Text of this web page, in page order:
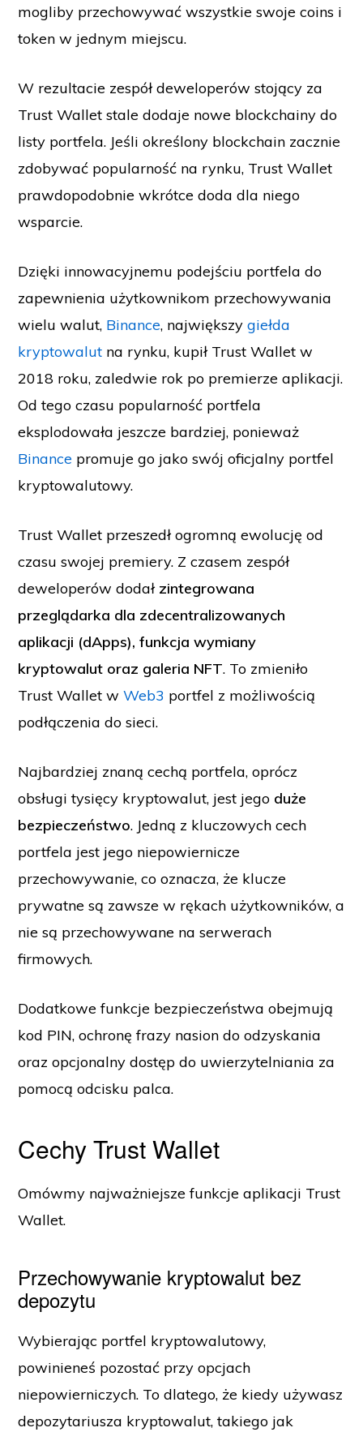
mogliby przechowywać wszystkie swoje coins i
token w jednym miejscu.
W rezultacie zespół deweloperów stojący za
Trust Wallet stale dodaje nowe blockchainy do
listy portfela. Jeśli określony blockchain zacznie
zdobywać popularność na rynku, Trust Wallet
prawdopodobnie wkrótce doda dla niego
wsparcie.
Dzięki innowacyjnemu podejściu portfela do
zapewnienia użytkownikom przechowywania
wielu walut, Binance, największygiełda
kryptowalut na rynku, kupił Trust Wallet w
2018 roku, zaledwie rok po premierze aplikacji.
Od tego czasu popularność portfela
eksplodowała jeszcze bardziej, ponieważ
Binance promuje go jako swój oficjalny portfel
kryptowalutowy.
Trust Wallet przeszedł ogromną ewolucję od
czasu swojej premiery. Z czasem zespół
deweloperów dodałzintegrowana
przeglądarka dla zdecentralizowanych
aplikacji (dApps), funkcja wymiany
kryptowalut oraz galeria NFT. To zmieniło
Trust Wallet wWeb3 portfel z możliwością
podłączenia do sieci.
Najbardziej znaną cechą portfela, oprócz
obsługi tysięcy kryptowalut, jest jego duże
bezpieczeństwo. Jedną z kluczowych cech
portfela jest jego niepowiernicze
przechowywanie, co oznacza, że klucze
prywatne są zawsze w rękach użytkowników, a
nie są przechowywane na serwerach
firmowych.
Dodatkowe funkcje bezpieczeństwa obejmują
kod PIN, ochronę frazy nasion do odzyskania
oraz opcjonalny dostęp do uwierzytelniania za
pomocą odcisku palca.
Cechy Trust Wallet
Omówmy najważniejsze funkcje aplikacji Trust
Wallet.
Przechowywanie kryptowalut bez
depozytu
Wybierając portfel kryptowalutowy,
powinieneś pozostać przy opcjach
niepowierniczych. To dlatego, że kiedy używasz
depozytariusza kryptowalut, takiego jak